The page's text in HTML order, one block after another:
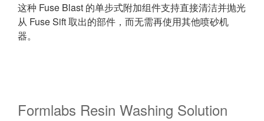
这种 Fuse Blast 的单步式附加组件支持直接清洁并抛光
从 Fuse Sift 取出的部件，而无需再使用其他喷砂机
器。
Formlabs Resin Washing Solution